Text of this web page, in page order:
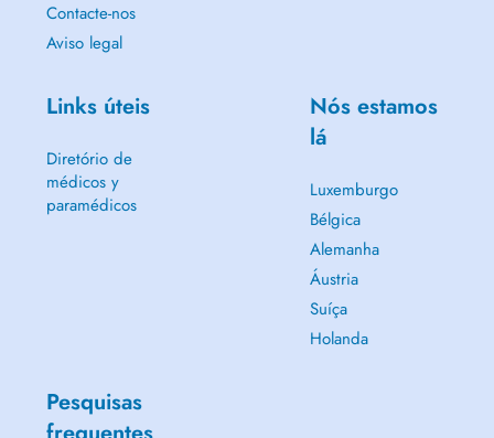
Contacte-nos
Aviso legal
Links úteis
Diretório de
médicos y
paramédicos
Nós estamos
lá
Luxemburgo
Bélgica
Alemanha
Áustria
Suíça
Holanda
Pesquisas